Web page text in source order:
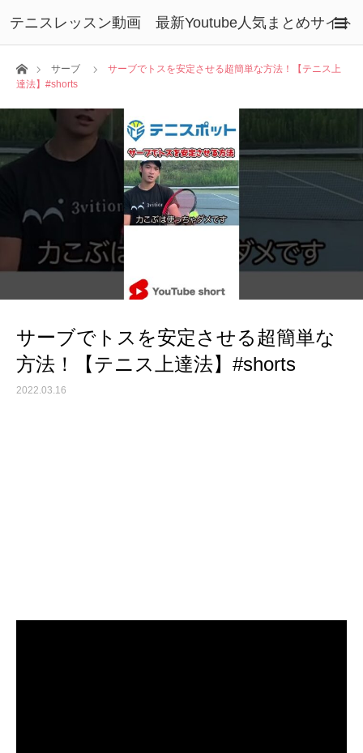
テニスレッスン動画 最新Youtube人気まとめサイト
ホームサーブ
サーブでトスを安定させる超簡単な方法！【テニス上
達法】#shorts
サーブでトスを安定させる超簡単な
方法！【テニス上達法】#shorts
2022.03.16